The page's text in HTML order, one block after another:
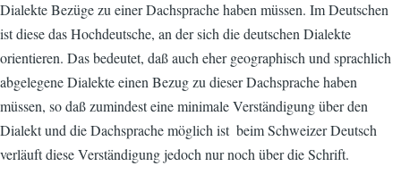
Dialekte Bezüge zu einer Dachsprache haben müssen. Im Deutschen
ist diese das Hochdeutsche, an der sich die deutschen Dialekte
orientieren. Das bedeutet, daß auch eher geographisch und sprachlich
abgelegene Dialekte einen Bezug zu dieser Dachsprache haben
müssen, so daß zumindest eine minimale Verständigung über den
Dialekt und die Dachsprache möglich ist  beim Schweizer Deutsch
verläuft diese Verständigung jedoch nur noch über die Schrift.